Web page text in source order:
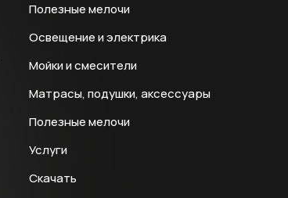
Полезные мелочи
Освещение и электрика
Мойки и смесители
Матрасы, подушки, аксессуары
Полезные мелочи
Услуги
Скачать